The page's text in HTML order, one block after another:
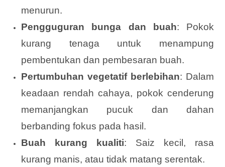
menurun.
Pengguguran bunga dan buah: Pokok
kurang tenaga untuk menampung
pembentukan dan pembesaran buah.
Pertumbuhan vegetatif berlebihan: Dalam
keadaan rendah cahaya, pokok cenderung
memanjangkan pucuk dan dahan
berbanding fokus pada hasil.
Buah kurang kualiti: Saiz kecil, rasa
kurang manis, atau tidak matang serentak.